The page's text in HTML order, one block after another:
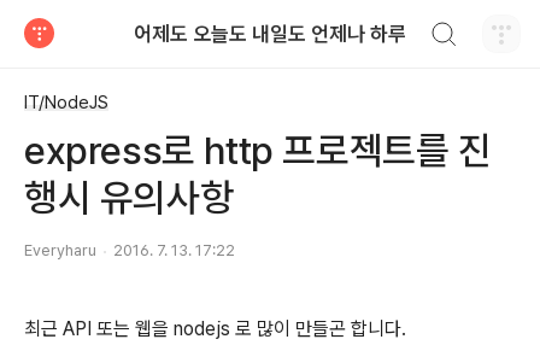
어제도 오늘도 내일도 언제나 하루
IT/NodeJS
express로 http 프로젝트를 진
행시 유의사항
Everyharu 2016. 7. 13. 17:22
최근 API 또는 웹을 nodejs 로 많이 만들곤 합니다.